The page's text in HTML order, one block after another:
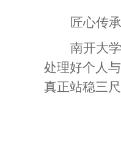
匠心传
南开大
处理好个人
真正站稳三